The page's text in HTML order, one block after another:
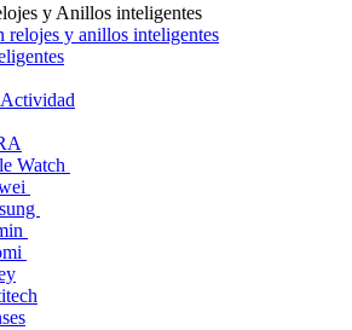
y Anillos inteligentes
relojes y anillos inteligentes
Watch